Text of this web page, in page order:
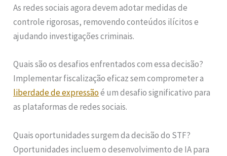
As redes sociais agora devem adotar medidas de
controle rigorosas, removendo conteúdos ilícitos e
ajudando investigações criminais.
Quais são os desafios enfrentados com essa decisão?
Implementar fiscalização eficaz sem comprometer a
liberdade de expressãoé um desafio significativo para
as plataformas de redes sociais.
Quais oportunidades surgem da decisão do STF?
Oportunidades incluem o desenvolvimento de IA para